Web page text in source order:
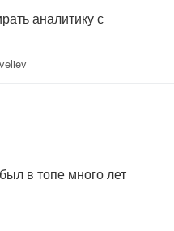
аналитику с
в топе много лет